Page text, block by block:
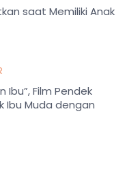
saat Memiliki Anak
Ibu”, Film Pendek
Ibu Muda dengan